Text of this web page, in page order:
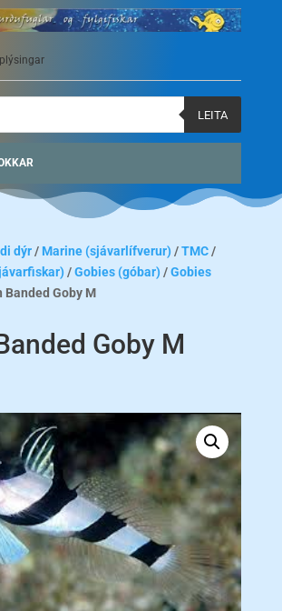
LEITA
dýr/ Marine (sjávarlífverur) /TMC/
/Gobies (góbar) /Gobies
Banded Goby M
Goby M